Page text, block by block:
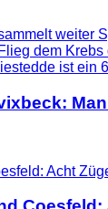
weiter
dem